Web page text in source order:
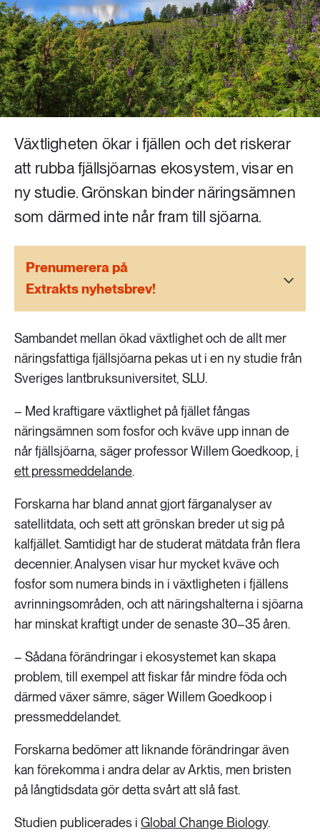
Mat & jordbruk
Skog
Social hållbarhet
Transport
Vatten
252 ARTIKLAR
Landsbygd
939 ARTIKLAR
Livsstil & konsumtion
612 ARTIKLAR
Mat & jordbruk
262 ARTIKLAR
Skog
360 ARTIKLAR
Social hållbarhet
Transport
473 ARTIKLAR
Växtligheten ökar i fjällen och det riskerar
att rubba fjällsjöarnas ekosystem, visar en
ny studie. Grönskan binder näringsämnen
som därmed inte når fram till sjöarna.
Prenumerera på
Extrakts nyhetsbrev!
Sambandet mellan ökad växtlighet och de allt mer
näringsfattiga fjällsjöarna pekas ut i en ny studie från
Sveriges lantbruksuniversitet, SLU.
– Med kraftigare växtlighet på fjället fångas
näringsämnen som fosfor och kväve upp innan de
når fjällsjöarna, säger professor Willem Goedkoop, i
ett pressmeddelande.
Forskarna har bland annat gjort färganalyser av
satellitdata, och sett att grönskan breder ut sig på
kalfjället. Samtidigt har de studerat mätdata från flera
decennier. Analysen visar hur mycket kväve och
fosfor som numera binds in i växtligheten i fjällens
avrinningsområden, och att näringshalterna i sjöarna
har minskat kraftigt under de senaste 30–35 åren.
– Sådana förändringar i ekosystemet kan skapa
problem, till exempel att fiskar får mindre föda och
därmed växer sämre, säger Willem Goedkoop i
pressmeddelandet.
Forskarna bedömer att liknande förändringar även
kan förekomma i andra delar av Arktis, men bristen
på långtidsdata gör detta svårt att slå fast.
Studien publicerades i Global Change Biology.